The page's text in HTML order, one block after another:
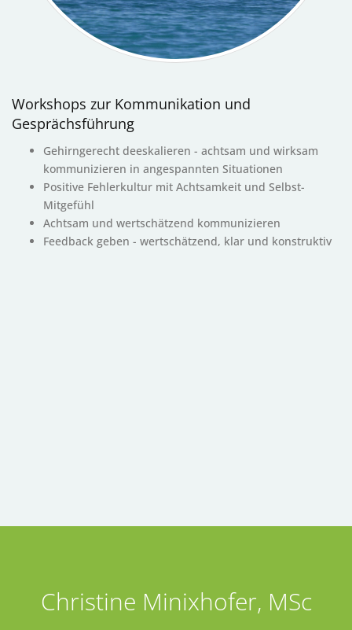
Workshops zur Kommunikation und
Gesprächsführung
Gehirngerecht deeskalieren - achtsam und wirksam
kommunizieren in angespannten Situationen
Positive Fehlerkultur mit Achtsamkeit und Selbst-
Mitgefühl
Achtsam und wertschätzend kommunizieren
Feedback geben - wertschätzend, klar und konstruktiv
Christine Minixhofer, MSc